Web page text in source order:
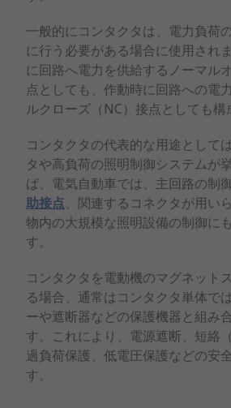
一般的にコンタクタは、電力負荷
に行う必要がある場合に使用され
に回路へ電力を供給するノーマル
点としても、作動時に回路への電
ルクローズ（NC）接点としても構
コンタクタの代表的な用途として
タや高負荷の照明制御システムが
ば、電気自動車では、主回路の制
助接点、関連するコネクタが用い
物内の大規模な照明設備の制御に
す。
コンタクタを電動機のマグネット
る場合、通常はコンタクタ単体で
ーや遮断器などの保護機器と組み
す。これにより、電源遮断、短絡
過負荷保護、低電圧保護などの安
す。